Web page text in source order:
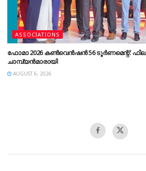
ASSOCIATIONS
ഫോമാ 2026 കൺവെൻഷൻ 56 ടൂർണമെന്റ്:
ചാമ്പ്യൻമാരായി
AUGUST 6, 2026